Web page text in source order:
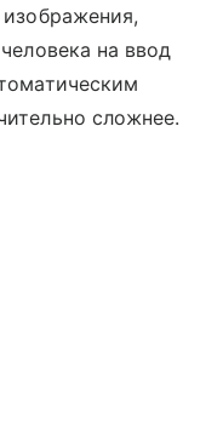
на ввод
сложнее.